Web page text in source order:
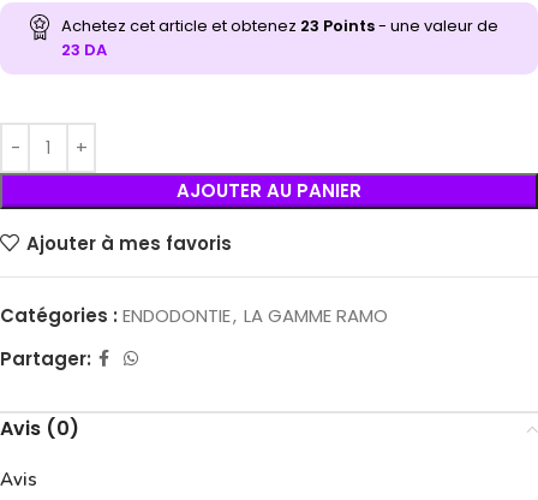
Achetez cet article et obtenez 23 Points- une valeur de
23 DA
AJOUTER AU PANIER
Ajouter à mes favoris
Catégories : ENDODONTIE, LA GAMME RAMO
Partager:
Avis (0)
Avis